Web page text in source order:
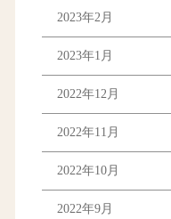
2023年2月
2023年1月
2022年12月
2022年11月
2022年10月
2022年9月